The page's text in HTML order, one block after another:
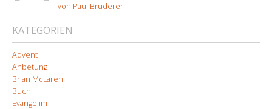
von Paul Bruderer
KATEGORIEN
Advent
Anbetung
Brian McLaren
Buch
Evangelim